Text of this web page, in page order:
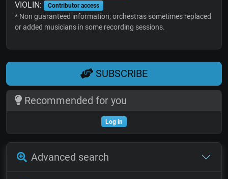
VIOLIN: Contributor access
* Non guaranteed information; orchestras sometimes replaced
or added musicians in some recording sessions.
SUBSCRIBE
Recommended for you
Log in
Advanced search